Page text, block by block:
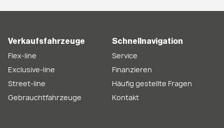
Verkaufsfahrzeuge
Flex-line
Exclusive-line
Street-line
Gebrauchtfahrzeuge
Schnellnavigation
Service
Finanzieren
Häufig gestellte Fragen
Kontakt